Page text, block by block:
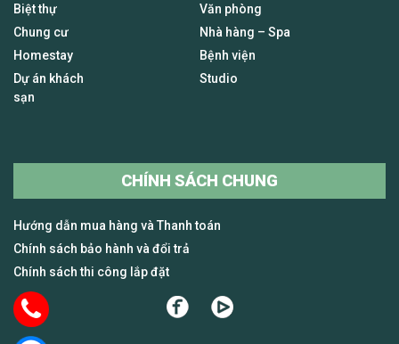
Biệt thự
Chung cư
Homestay
Dự án khách
sạn
Văn phòng
Nhà hàng – Spa
Bệnh viện
Studio
CHÍNH SÁCH CHUNG
Hướng dẫn mua hàng và Thanh toán
Chính sách bảo hành và đổi trả
Chính sách thi công lắp đặt